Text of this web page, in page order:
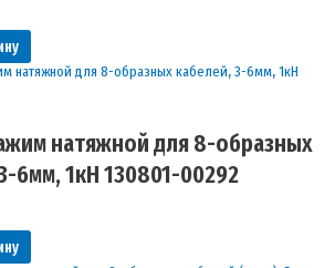
натяжной для 8-образных
6мм, 1кН 130801-00292